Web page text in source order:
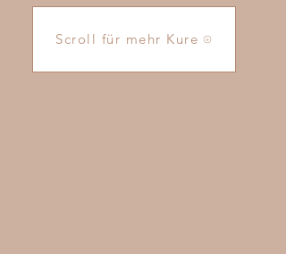
Scroll für mehr Kure